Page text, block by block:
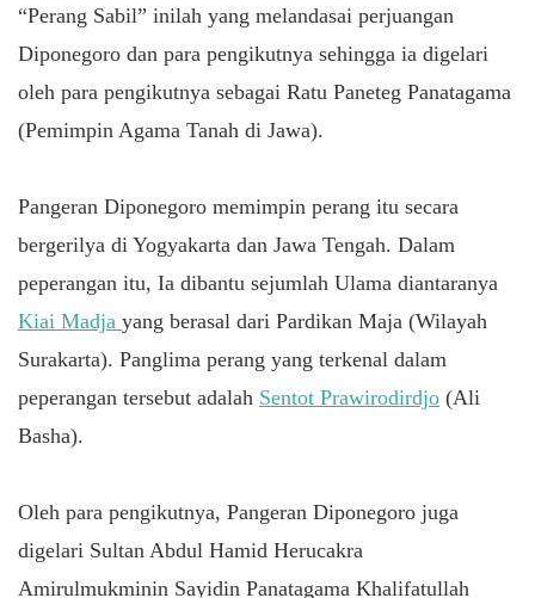
“Perang Sabil” inilah yang melandasai perjuangan
Diponegoro dan para pengikutnya sehingga ia digelari
oleh para pengikutnya sebagai Ratu Paneteg Panatagama
(Pemimpin Agama Tanah di Jawa).
Pangeran Diponegoro memimpin perang itu secara
bergerilya di Yogyakarta dan Jawa Tengah. Dalam
peperangan itu, Ia dibantu sejumlah Ulama diantaranya
Kiai Madja yang berasal dari Pardikan Maja (Wilayah
Surakarta). Panglima perang yang terkenal dalam
peperangan tersebut adalah Sentot Prawirodirdjo (Ali
Basha).
Oleh para pengikutnya, Pangeran Diponegoro juga
digelari Sultan Abdul Hamid Herucakra
Amirulmukminin Sayidin Panatagama Khalifatullah